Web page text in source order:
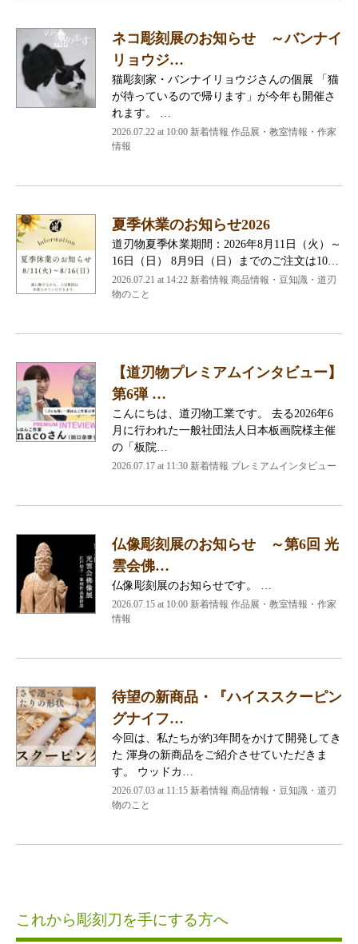
ネコ彫刻展のお知らせ ～バンナイ
リョウジ…
猫彫刻家・バンナイリョウジさんの個展 「猫
が待っているので帰ります」が今年も開催さ
れます。 …
2026.07.22 at 10:00 新着情報 作品展・教室情報・作家
情報
夏季休業のお知らせ2026
道刃物夏季休業期間：2026年8月11日（火）～
16日（日） 8月9日（日）までのご注文は10…
2026.07.21 at 14:22 新着情報 商品情報・豆知識・道刃
物のこと
【道刃物プレミアムインタビュー】
第6弾 …
こんにちは、道刃物工業です。 去る2026年6
月に行われた一般社団法人日本板画院様主催
の「板院…
2026.07.17 at 11:30 新着情報 プレミアムインタビュー
仏像彫刻展のお知らせ ～第6回 光
雲会佛…
仏像彫刻展のお知らせです。 …
2026.07.15 at 10:00 新着情報 作品展・教室情報・作家
情報
待望の新商品・『ハイススクーピン
グナイフ…
今回は、私たちが約3年間をかけて開発してき
た 渾身の新商品をご紹介させていただきま
す。 ウッドカ…
2026.07.03 at 11:15 新着情報 商品情報・豆知識・道刃
物のこと
これから彫刻刀を手にする方へ